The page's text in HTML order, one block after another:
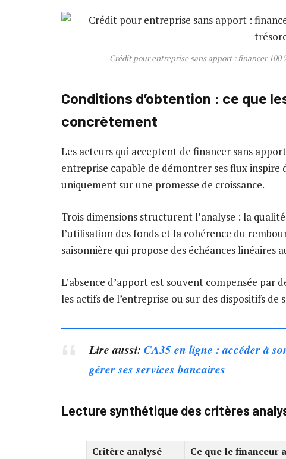
Crédit pour entreprise sans apport : financer 100
Conditions d’obtention : ce que
concrètement
Les acteurs qui acceptent de financer sans
entreprise capable de démontrer ses flux inspire
uniquement sur une promesse de croissance.
Trois dimensions structurent l’analyse : la
l’utilisation des fonds et la cohérence du
saisonnière qui propose des échéances linéaires
L’absence d’apport est souvent compensée par
les actifs de l’entreprise ou sur des dispositifs de
Lire aussi:CA35 en ligne : accéder à
gérer ses services bancaires
Lecture synthétique des critères
Critère analysé Ce que le financeur